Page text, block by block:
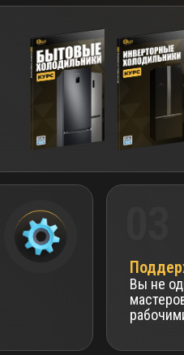
Вы не